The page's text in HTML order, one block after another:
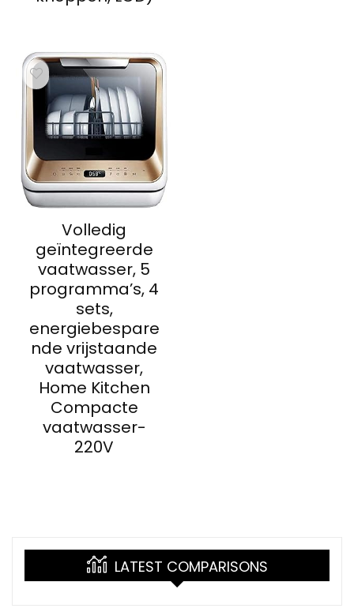
Volledig
geïntegreerde
vaatwasser, 5
programma’s, 4
sets,
energiebespare
nde vrijstaande
vaatwasser,
Home Kitchen
Compacte
vaatwasser-
220V
LATEST COMPARISONS